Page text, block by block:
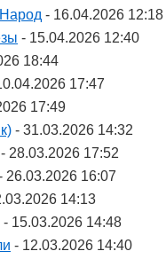
- 16.04.2026 12:18
- 15.04.2026 12:40
18:44
17:47
17:49
- 31.03.2026 14:32
- 28.03.2026 17:52
26.03.2026 16:07
14:13
- 15.03.2026 14:48
- 12.03.2026 14:40